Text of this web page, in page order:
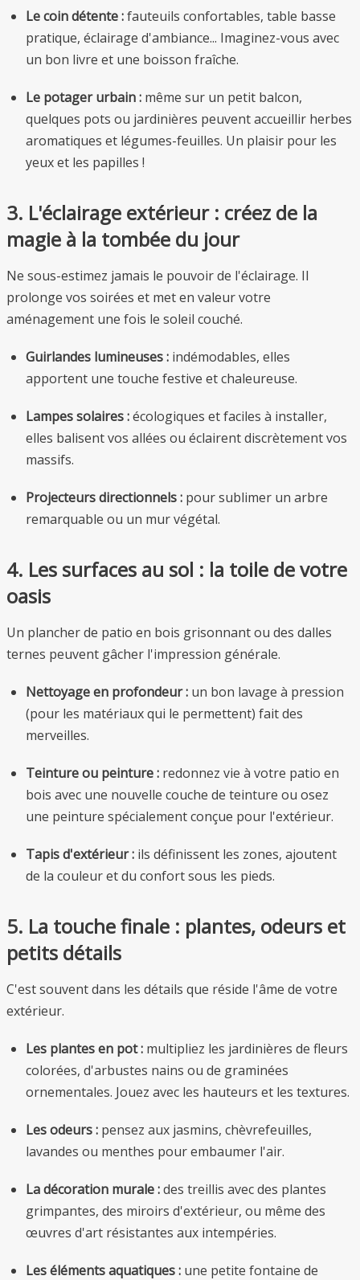
Le coin détente :fauteuils confortables, table basse
pratique, éclairage d'ambiance... Imaginez-vous avec
un bon livre et une boisson fraîche.
Le potager urbain : même sur un petit balcon,
quelques pots ou jardinières peuvent accueillir herbes
aromatiques et légumes-feuilles. Un plaisir pour les
yeux et les papilles !
3. L'éclairage extérieur : créez de la
magie à la tombée du jour
Ne sous-estimez jamais le pouvoir de l'éclairage. Il
prolonge vos soirées et met en valeur votre
aménagement une fois le soleil couché.
Guirlandes lumineuses : indémodables, elles
apportent une touche festive et chaleureuse.
Lampes solaires :écologiques et faciles à installer,
elles balisent vos allées ou éclairent discrètement vos
massifs.
Projecteurs directionnels : pour sublimer un arbre
remarquable ou un mur végétal.
4. Les surfaces au sol : la toile de votre
oasis
Un plancher de patio en bois grisonnant ou des dalles
ternes peuvent gâcher l'impression générale.
Nettoyage en profondeur : un bon lavage à pression
(pour les matériaux qui le permettent) fait des
merveilles.
Teinture ou peinture : redonnez vie à votre patio en
bois avec une nouvelle couche de teinture ou osez
une peinture spécialement conçue pour l'extérieur.
Tapis d'extérieur : ils définissent les zones, ajoutent
de la couleur et du confort sous les pieds.
5. La touche finale : plantes, odeurs et
petits détails
C'est souvent dans les détails que réside l'âme de votre
extérieur.
Les plantes en pot : multipliez les jardinières de fleurs
colorées, d'arbustes nains ou de graminées
ornementales. Jouez avec les hauteurs et les textures.
Les odeurs : pensez aux jasmins, chèvrefeuilles,
lavandes ou menthes pour embaumer l'air.
La décoration murale :des treillis avec des plantes
grimpantes, des miroirs d'extérieur, ou même des
œuvres d'art résistantes aux intempéries.
Les éléments aquatiques : une petite fontaine de